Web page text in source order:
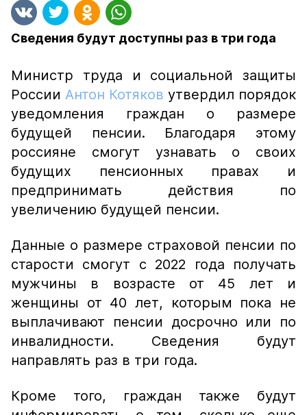
Сведения будут доступны раз в три года
Министр труда и социальной защиты
России Антон Котяков утвердил порядок
уведомления граждан о размере
будущей пенсии. Благодаря этому
россияне смогут узнавать о своих
будущих пенсионных правах и
предпринимать действия по
увеличению будущей пенсии.
Данные о размере страховой пенсии по
старости смогут с 2022 года получать
мужчины в возрасте от 45 лет и
женщины от 40 лет, которым пока не
выплачивают пенсии досрочно или по
инвалидности. Сведения будут
направлять раз в три года.
Кроме того, граждан также будут